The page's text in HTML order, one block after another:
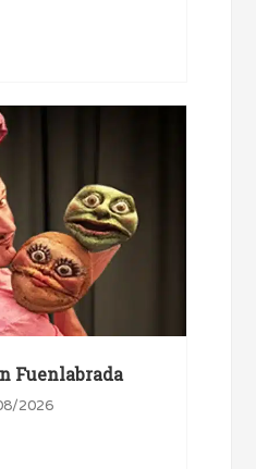
Fuenlabrada
2026